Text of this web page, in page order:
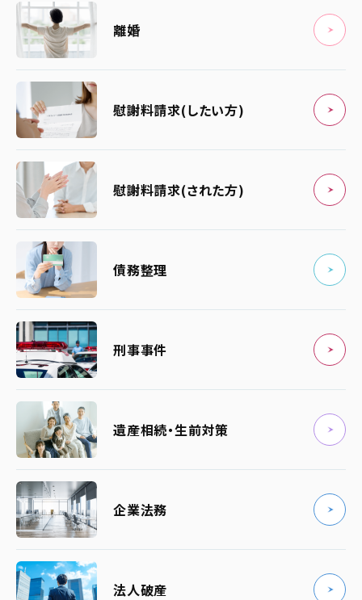
離婚
慰謝料請求(したい方)
慰謝料請求(された方)
債務整理
刑事事件
遺産相続・生前対策
企業法務
法人破産